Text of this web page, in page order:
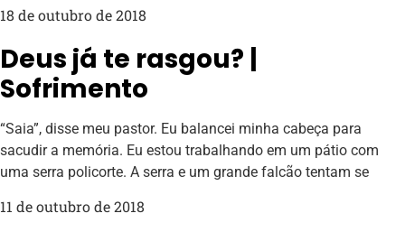
18 de outubro de 2018
Deus já te rasgou? |
Sofrimento
“Saia”, disse meu pastor. Eu balancei minha cabeça para
sacudir a memória. Eu estou trabalhando em um pátio com
uma serra policorte. A serra e um grande falcão tentam se
11 de outubro de 2018